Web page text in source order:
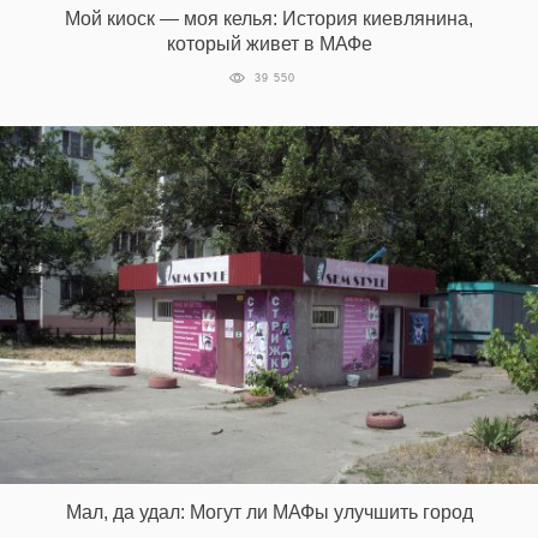
Мой киоск — моя келья: История киевлянина,
который живет в МАФе
39 550
Мал, да удал: Могут ли МАФы улучшить город